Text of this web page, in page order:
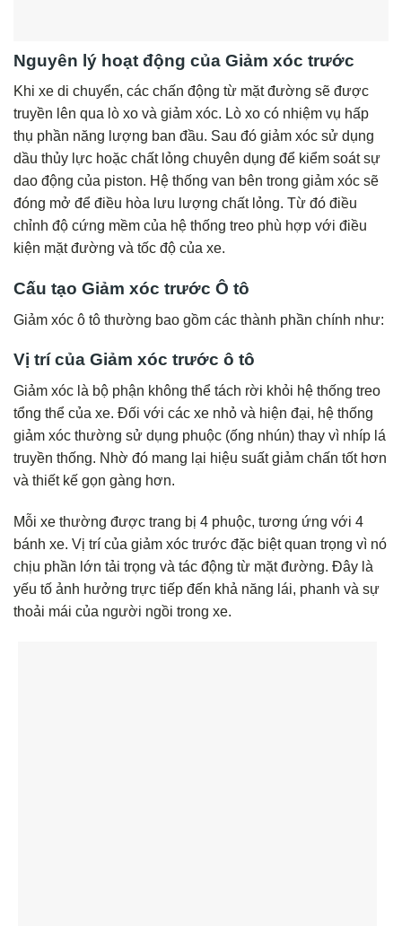
Nguyên lý hoạt động của Giảm xóc trước
Khi xe di chuyển, các chấn động từ mặt đường sẽ được
truyền lên qua lò xo và giảm xóc. Lò xo có nhiệm vụ hấp
thụ phần năng lượng ban đầu. Sau đó giảm xóc sử dụng
dầu thủy lực hoặc chất lỏng chuyên dụng để kiểm soát sự
dao động của piston. Hệ thống van bên trong giảm xóc sẽ
đóng mở để điều hòa lưu lượng chất lỏng. Từ đó điều
chỉnh độ cứng mềm của hệ thống treo phù hợp với điều
kiện mặt đường và tốc độ của xe.
Cấu tạo Giảm xóc trước Ô tô
Giảm xóc ô tô thường bao gồm các thành phần chính như:
Vị trí của Giảm xóc trước ô tô
Giảm xóc là bộ phận không thể tách rời khỏi hệ thống treo
tổng thể của xe. Đối với các xe nhỏ và hiện đại, hệ thống
giảm xóc thường sử dụng phuộc (ống nhún) thay vì nhíp lá
truyền thống. Nhờ đó mang lại hiệu suất giảm chấn tốt hơn
và thiết kế gọn gàng hơn.
Mỗi xe thường được trang bị 4 phuộc, tương ứng với 4
bánh xe. Vị trí của giảm xóc trước đặc biệt quan trọng vì nó
chịu phần lớn tải trọng và tác động từ mặt đường. Đây là
yếu tố ảnh hưởng trực tiếp đến khả năng lái, phanh và sự
thoải mái của người ngồi trong xe.